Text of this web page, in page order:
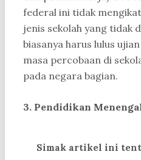
federal ini tidak
jenis sekolah yang tidak
biasanya harus lulus
masa percobaan di
pada negara bagian.
3. Pendidikan
Simak artikel ini